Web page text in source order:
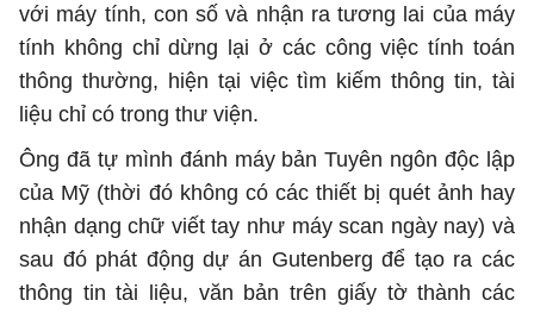
với máy tính, con số và nhận ra tương lai của máy
tính không chỉ dừng lại ở các công việc tính toán
thông thường, hiện tại việc tìm kiếm thông tin, tài
liệu chỉ có trong thư viện.
Ông đã tự mình đánh máy bản Tuyên ngôn độc lập
của Mỹ (thời đó không có các thiết bị quét ảnh hay
nhận dạng chữ viết tay như máy scan ngày nay) và
sau đó phát động dự án Gutenberg để tạo ra các
thông tin tài liệu, văn bản trên giấy tờ thành các